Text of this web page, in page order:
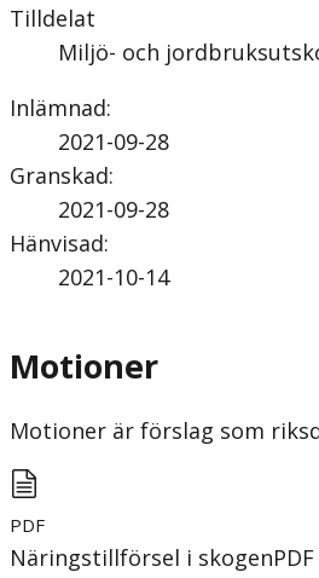
Tilldelat
Miljö- och
Inlämnad:
2021-09-28
Granskad:
2021-09-28
Hänvisad:
2021-10-14
Motioner
Motioner är förslag som
PDF
Näringstillförsel i skogenPDF